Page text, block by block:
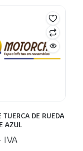
TUERCA DE RUEDA
AZUL
IVA